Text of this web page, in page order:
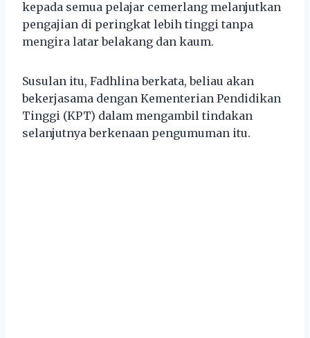
kepada semua pelajar cemerlang melanjutkan
pengajian di peringkat lebih tinggi tanpa
mengira latar belakang dan kaum.
Susulan itu, Fadhlina berkata, beliau akan
bekerjasama dengan Kementerian Pendidikan
Tinggi (KPT) dalam mengambil tindakan
selanjutnya berkenaan pengumuman itu.